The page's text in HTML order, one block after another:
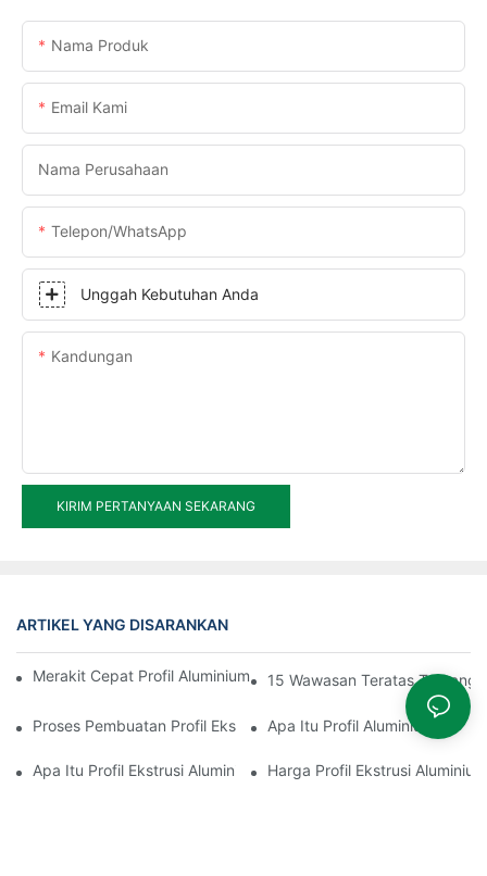
Nama Produk
Email Kami
Nama Perusahaan
Telepon/WhatsApp
Unggah Kebutuhan Anda
Kandungan
KIRIM PERTANYAAN SEKARANG
ARTIKEL YANG DISARANKAN
Merakit Cepat Profil Aluminium Pemutus Termal Ruang Berjemur
15 Wawasan Teratas Tentang
Proses Pembuatan Profil Ekstrusi AluminiumApa Itu Profil Aluminium
Apa Itu Profil Ekstrusi Aluminium Harga Profil Ekstrusi Aluminium